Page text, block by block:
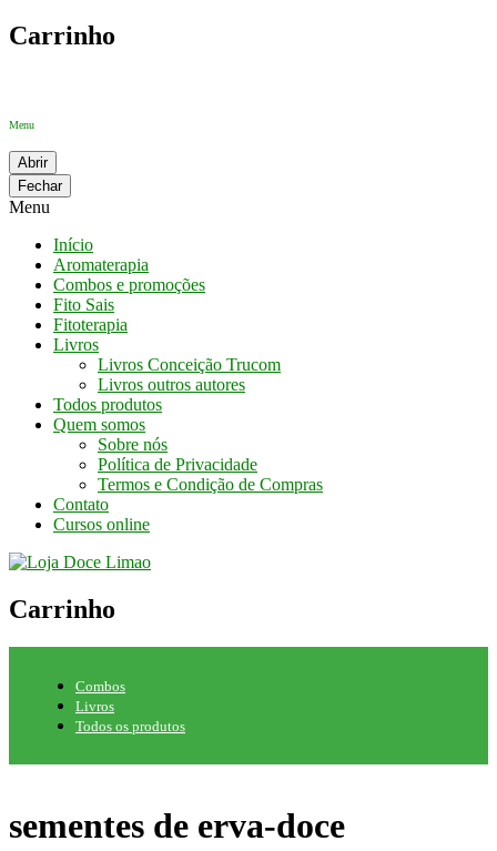
Carrinho
Menu
Abrir
Fechar
Menu
Início
Aromaterapia
Combos e promoções
Fito Sais
Fitoterapia
Livros
Livros Conceição Trucom
Livros outros autores
Todos produtos
Quem somos
Sobre nós
Política de Privacidade
Termos e Condição de Compras
Contato
Cursos online
Carrinho
Combos
Livros
Todos os produtos
sementes de erva-doce